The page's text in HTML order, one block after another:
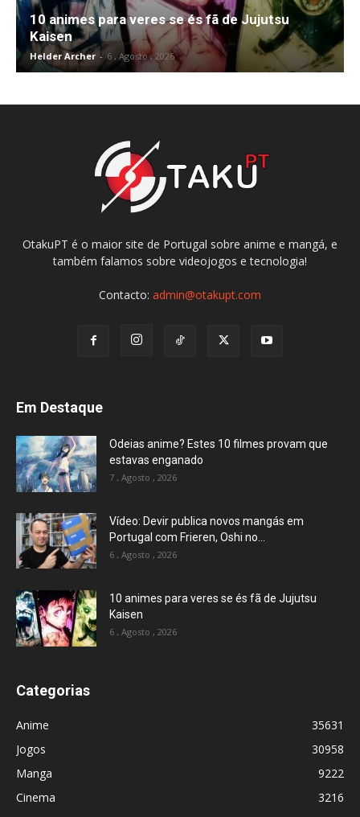
10 animes para veres se és fã de Jujutsu
Kaisen
Helder Archer - 6 , Agosto , 2026
OtakuPT é o maior site de Portugal sobre anime e mangá, e
também falamos sobre videojogos e tecnologia!
Contacto: admin@otakupt.com
Em Destaque
Odeias anime? Estes 10 filmes provam que
estavas enganado
7 , Agosto , 2026
Vídeo: Devir publica novos mangás em
Portugal com Frieren, Oshi no...
6 , Agosto , 2026
10 animes para veres se és fã de Jujutsu
Kaisen
6 , Agosto , 2026
Categorias
Anime
35631
Jogos
30958
Manga
9222
Cinema
3216